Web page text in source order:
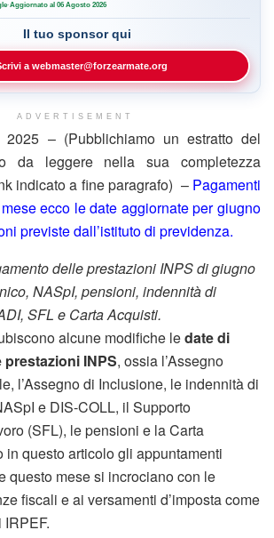
·Aggiornato al 06 Agosto 2026
Il tuo sponsor qui
a webmaster@forzearmate.org
ADVERTISEMENT
– (Pubblichiamo un estratto del
da leggere nella sua completezza
indicato a fine paragrafo) – Pagamenti
ecco le date aggiornate per giugno
previste dall’istituto di previdenza.
delle prestazioni INPS di giugno
NASpI, pensioni, indennità di
SFL e Carta Acquisti.
alcune modifiche ledate di
prestazioni INPS, ossia l’Assegno
l’Assegno di Inclusione, le indennità di
e DIS-COLL, il Supporto
(SFL), le pensioni e la Carta
in questo articolo gli appuntamenti
questo mese si incrociano con le
fiscali e ai versamenti d’imposta come
IRPEF.